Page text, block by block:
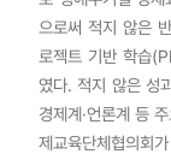
으로써 적지 않은
로젝트 기반 학습
였다. 적지 않은 성
경제계·언론계 등
제교육단체협의회